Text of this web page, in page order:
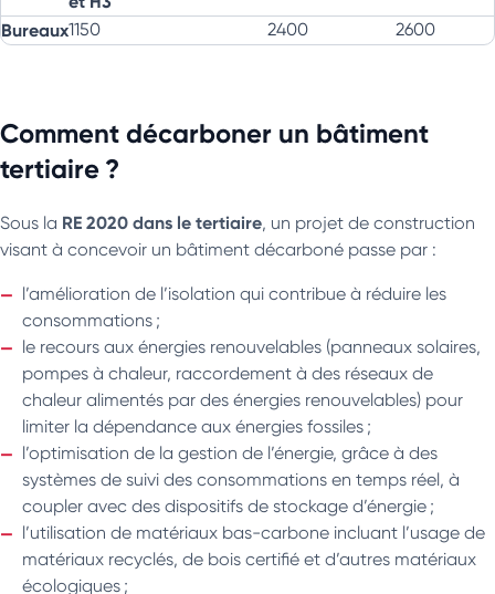
Bureaux1150 2400 2600
Comment décarboner un bâtiment
tertiaire ?
Sous la RE 2020 dans le tertiaire, un projet de construction
visant à concevoir un bâtiment décarboné passe par :
l’amélioration de l’isolation qui contribue à réduire les
consommations ;
le recours aux énergies renouvelables (panneaux solaires,
pompes à chaleur, raccordement à des réseaux de
chaleur alimentés par des énergies renouvelables) pour
limiter la dépendance aux énergies fossiles ;
l’optimisation de la gestion de l’énergie, grâce à des
systèmes de suivi des consommations en temps réel, à
coupler avec des dispositifs de stockage d’énergie ;
l’utilisation de matériaux bas-carbone incluant l’usage de
matériaux recyclés, de bois certifié et d’autres matériaux
écologiques ;